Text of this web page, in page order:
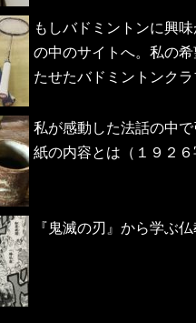
もしバドミントンに興
の中のサイトへ。私の
たせたバドミントンク
私が感動した法話の中
紙の内容とは（１９２６
『鬼滅の刃』から学ぶ